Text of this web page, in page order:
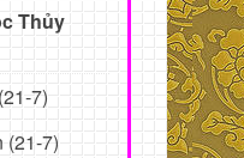
Thủy
7)
(21-7)